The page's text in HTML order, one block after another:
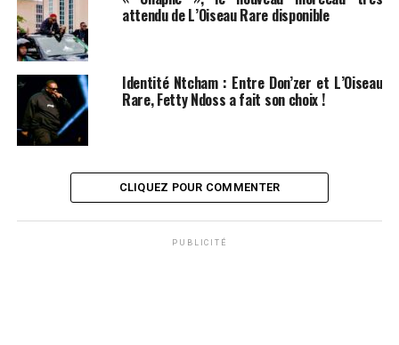
attendu de L’Oiseau Rare disponible
Identité Ntcham : Entre Don’zer et L’Oiseau
Rare, Fetty Ndoss a fait son choix !
CLIQUEZ POUR COMMENTER
PUBLICITÉ